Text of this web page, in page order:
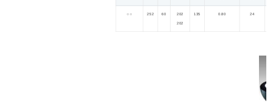
○ ○ 252 60 202
202
135 0.80 24